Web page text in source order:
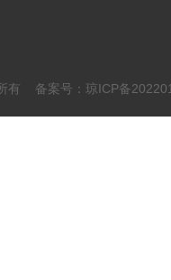
有 备案号：琼ICP备